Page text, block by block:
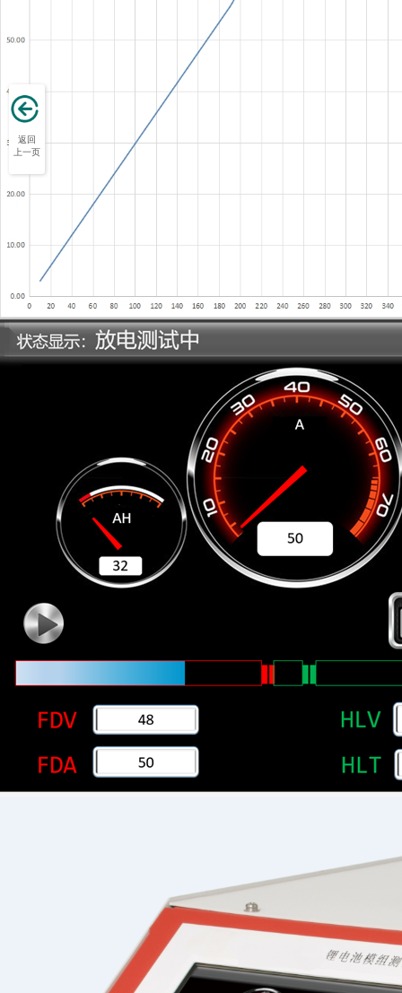
返回
上一页